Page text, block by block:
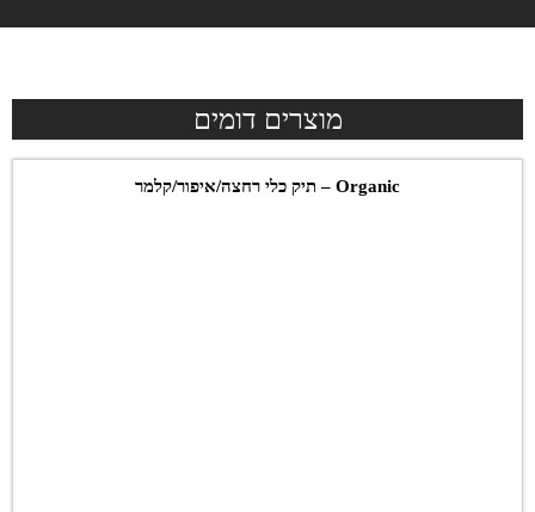
מוצרים דומים
Organic – תיק כלי רחצה/איפור/קלמר